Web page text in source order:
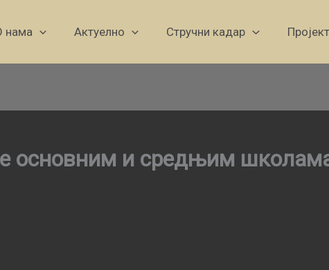
нама Актуелно Стручни кадар
основним и средњим